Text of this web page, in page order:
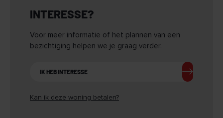
Aanvaarding kan snel.
INTERESSE?
Voor meer informatie of het plannen van een
bezichtiging helpen we je graag verder.
IK HEB INTERESSE
Kan ik deze woning betalen?